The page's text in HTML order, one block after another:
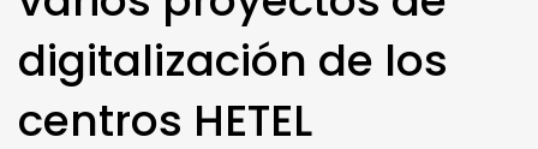
digitalización de los
centros HETEL